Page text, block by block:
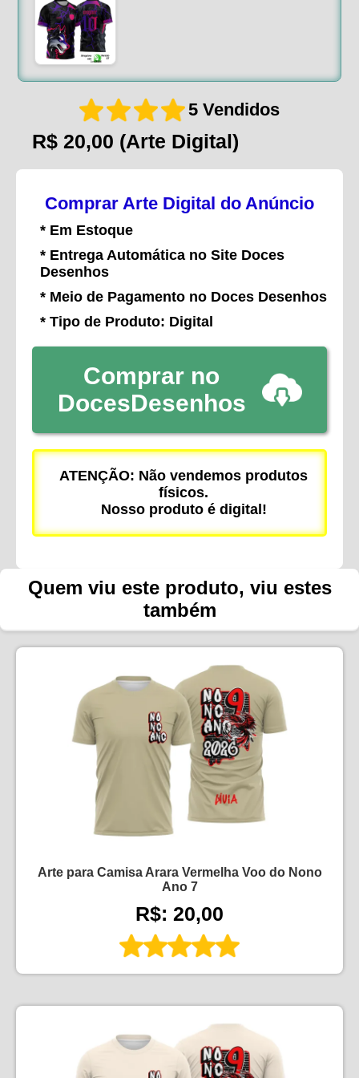
5 Vendidos
R$ 20,00 (Arte Digital)
Comprar Arte Digital do Anúncio
* Em Estoque
* Entrega Automática no Site Doces
Desenhos
* Meio de Pagamento no Doces Desenhos
* Tipo de Produto: Digital
Comprar no
DocesDesenhos
ATENÇÃO: Não vendemos produtos
físicos.
Nosso produto é digital!
Quem viu este produto, viu estes
também
Arte para Camisa Arara Vermelha Voo do Nono
Ano 7
R$: 20,00